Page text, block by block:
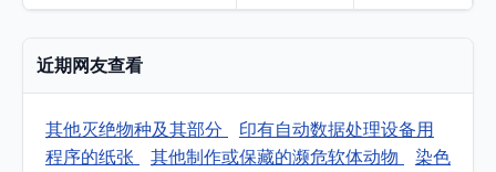
近期网友查看
其他灭绝物种及其部分
印有自动数据处理设备用
程序的纸张
其他制作或保藏的濒危软体动物
染色